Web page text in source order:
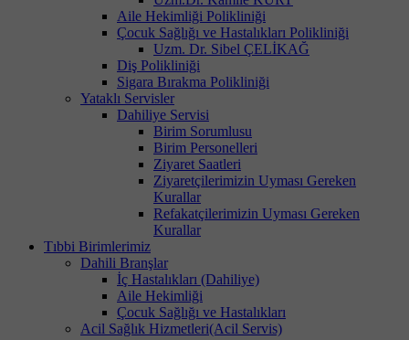
Aile Hekimliği Polikliniği
Çocuk Sağlığı ve Hastalıkları Polikliniği
Uzm. Dr. Sibel ÇELİKAĞ
Diş Polikliniği
Sigara Bırakma Polikliniği
Yataklı Servisler
Dahiliye Servisi
Birim Sorumlusu
Birim Personelleri
Ziyaret Saatleri
Ziyaretçilerimizin Uyması Gereken
Kurallar
Refakatçilerimizin Uyması Gereken
Kurallar
Tıbbi Birimlerimiz
Dahili Branşlar
İç Hastalıkları (Dahiliye)
Aile Hekimliği
Çocuk Sağlığı ve Hastalıkları
Acil Sağlık Hizmetleri(Acil Servis)